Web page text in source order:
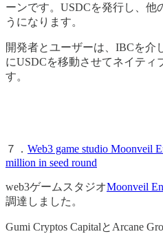
ーンです。USDCを発行し、他
うになります。
開発者とユーザーは、IBCを介
にUSDCを移動させてネイティ
す。
７． Web3 game studio Moonveil
million in seed round
web3ゲームスタジオMoonveil
調達しました。
Gumi Cryptos CapitalとArcane